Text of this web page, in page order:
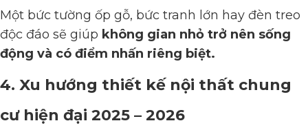
Một bức tường ốp gỗ, bức tranh lớn hay đèn treo
độc đáo sẽ giúp không gian nhỏ trở nên sống
động và có điểm nhấn riêng biệt.
4. Xu hướng thiết kế nội thất chung
cư hiện đại 2025 – 2026